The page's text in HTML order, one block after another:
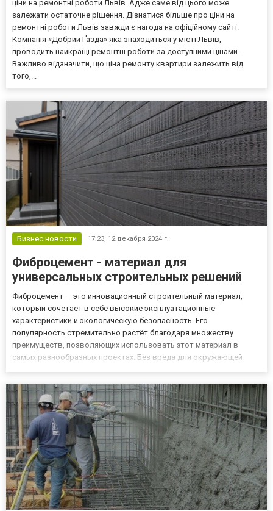
ціни на ремонтні роботи Львів. Адже саме від цього може
залежати остаточне рішення. Дізнатися більше про ціни на
ремонтні роботи Львів завжди є нагода на офіційному сайті.
Компанія «Добрий Ґазда» яка знаходиться у місті Львів,
проводить найкращі ремонтні роботи за доступними цінами.
Важливо відзначити, що ціна ремонту квартири залежить від
того,...
Бизнес новости 17:23, 12 декабря 2024 г.
Фиброцемент - материал для
универсальных строительных решений
Фиброцемент — это инновационный строительный материал,
который сочетает в себе высокие эксплуатационные
характеристики и экологическую безопасность. Его
популярность стремительно растёт благодаря множеству
преимуществ, позволяющих использовать этот материал в
самых разнообразных проектах. Без вреда для окружающей
здоровье человека. Отсутствие токсичных...